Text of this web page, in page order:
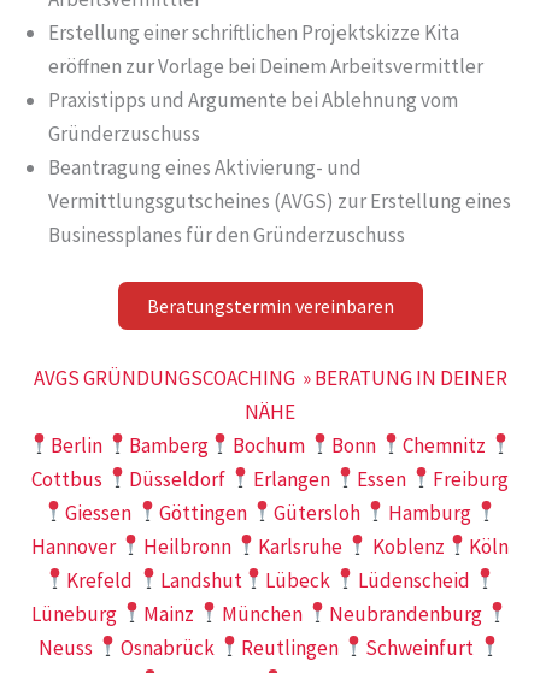
Erstellung einer schriftlichen Projektskizze Kita
eröffnen zur Vorlage bei Deinem Arbeitsvermittler
Praxistipps und Argumente bei Ablehnung vom
Gründerzuschuss
Beantragung eines Aktivierung- und
Vermittlungsgutscheines (AVGS) zur Erstellung eines
Businessplanes für den Gründerzuschuss
Beratungstermin vereinbaren
AVGS GRÜNDUNGSCOACHING » BERATUNG IN DEINER
NÄHE
Berlin
Bamberg Bochum Bonn
Chemnitz
Cottbus
Düsseldorf Erlangen Essen
Freiburg
Giessen
Göttingen Gütersloh
Hamburg
Hannover
Heilbronn Karlsruhe Koblenz
Köln
Krefeld
Landshut Lübeck
Lüdenscheid
Lüneburg
Mainz München
Neubrandenburg
Neuss
Osnabrück Reutlingen
Schweinfurt